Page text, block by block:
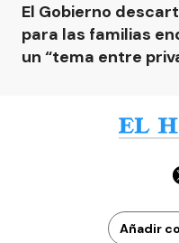
El Gobierno
para las familias
un “tema entre
Añadir